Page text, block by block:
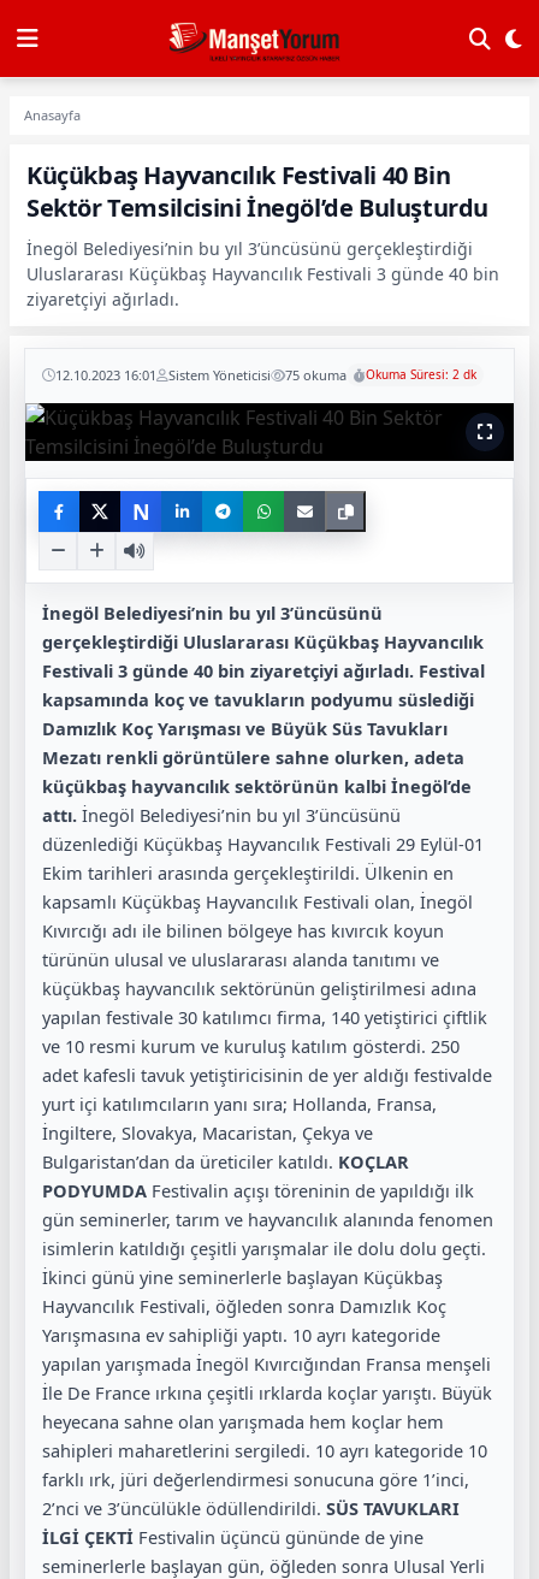
Anasayfa
Küçükbaş Hayvancılık Festivali 40 Bin
Sektör Temsilcisini İnegöl’de Buluşturdu
İnegöl Belediyesi’nin bu yıl 3’üncüsünü gerçekleştirdiği
Uluslararası Küçükbaş Hayvancılık Festivali 3 günde 40 bin
ziyaretçiyi ağırladı.
12.10.2023 16:01 Sistem Yöneticisi 75 okuma Okuma Süresi: 2 dk
N
İnegöl Belediyesi’nin bu yıl 3’üncüsünü
gerçekleştirdiği Uluslararası Küçükbaş Hayvancılık
Festivali 3 günde 40 bin ziyaretçiyi ağırladı. Festival
kapsamında koç ve tavukların podyumu süslediği
Damızlık Koç Yarışması ve Büyük Süs Tavukları
Mezatı renkli görüntülere sahne olurken, adeta
küçükbaş hayvancılık sektörünün kalbi İnegöl’de
attı. İnegöl Belediyesi’nin bu yıl 3’üncüsünü
düzenlediği Küçükbaş Hayvancılık Festivali 29 Eylül-01
Ekim tarihleri arasında gerçekleştirildi. Ülkenin en
kapsamlı Küçükbaş Hayvancılık Festivali olan, İnegöl
Kıvırcığı adı ile bilinen bölgeye has kıvırcık koyun
türünün ulusal ve uluslararası alanda tanıtımı ve
küçükbaş hayvancılık sektörünün geliştirilmesi adına
yapılan festivale 30 katılımcı firma, 140 yetiştirici çiftlik
ve 10 resmi kurum ve kuruluş katılım gösterdi. 250
adet kafesli tavuk yetiştiricisinin de yer aldığı festivalde
yurt içi katılımcıların yanı sıra; Hollanda, Fransa,
İngiltere, Slovakya, Macaristan, Çekya ve
Bulgaristan’dan da üreticiler katıldı. KOÇLAR
PODYUMDA Festivalin açışı töreninin de yapıldığı ilk
gün seminerler, tarım ve hayvancılık alanında fenomen
isimlerin katıldığı çeşitli yarışmalar ile dolu dolu geçti.
İkinci günü yine seminerlerle başlayan Küçükbaş
Hayvancılık Festivali, öğleden sonra Damızlık Koç
Yarışmasına ev sahipliği yaptı. 10 ayrı kategoride
yapılan yarışmada İnegöl Kıvırcığından Fransa menşeli
İle De France ırkına çeşitli ırklarda koçlar yarıştı. Büyük
heyecana sahne olan yarışmada hem koçlar hem
sahipleri maharetlerini sergiledi. 10 ayrı kategoride 10
farklı ırk, jüri değerlendirmesi sonucuna göre 1’inci,
2’nci ve 3’üncülükle ödüllendirildi. SÜS TAVUKLARI
İLGİ ÇEKTİ Festivalin üçüncü gününde de yine
seminerlerle başlayan gün, öğleden sonra Ulusal Yerli